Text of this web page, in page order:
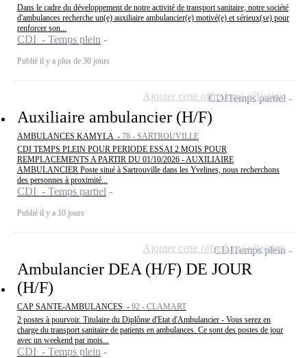
Dans le cadre du développement de notre activité de transport sanitaire, notre société
d'ambulances recherche un(e) auxiliaire ambulancier(e) motivé(e) et sérieux(se) pour
renforcer son...
CDI - Temps plein
Publié il y a plus de 30 jours
Auxiliaire ambulancier (H/F)
AMBULANCES KAMYLA - 78 - SARTROUVILLE
CDI TEMPS PLEIN POUR PERIODE ESSAI 2 MOIS POUR
REMPLACEMENTS A PARTIR DU 01/10/2026 - AUXILIAIRE
AMBULANCIER Poste situé à Sartrouville dans les Yvelines, nous recherchons
des personnes à proximité...
CDI - Temps partiel
Publié il y a 10 jours
CDITemps partiel
Ajouter cette offre à ma sélection
Ambulancier DEA (H/F) DE JOUR
(H/F)
CAP SANTE-AMBULANCES - 92 - CLAMART
2 postes à pourvoir. Titulaire du Diplôme d'Etat d'Ambulancier - Vous serez en
charge du transport sanitaire de patients en ambulances. Ce sont des postes de jour
avec un weekend par mois...
CDI - Temps plein
CDITemps plein
Ajouter cette offre à ma sélection